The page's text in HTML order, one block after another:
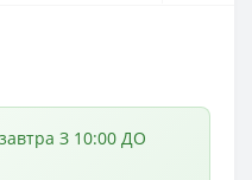
З 10:00 ДО